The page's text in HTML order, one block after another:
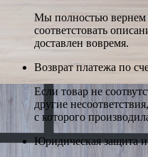
Мы полностью вернем
соответстовать
доставлен вовремя.
Возврат платежа по
Если товар не
другие
с которого
Юридическая защита и